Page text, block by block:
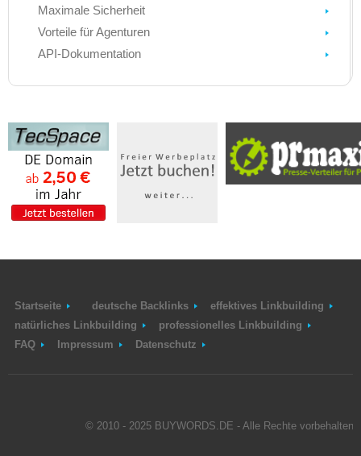
Maximale Sicherheit
Vorteile für Agenturen
API-Dokumentation
Startseite deutsche Backlinks
effektives Linkbuilding
natürliches Linkbuilding
professionelles Linkbuilding
FAQ
Impressum Datenschutz
© 2010 - 2025 BUYWORDS.DE - Alle Rechte vorbehalten